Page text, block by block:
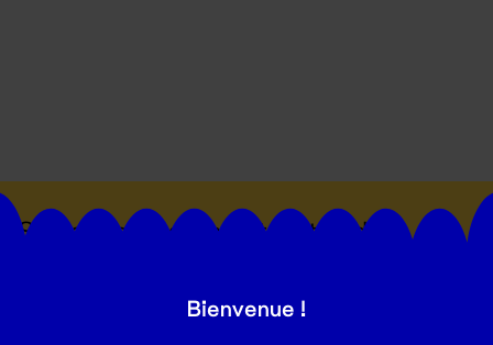
Suivez toutes les actualités du
Bienvenue !